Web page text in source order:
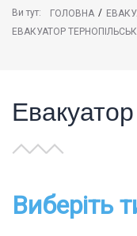
Ви тут: ГОЛОВНА /
ЕВАКУАТОР
Виберіть